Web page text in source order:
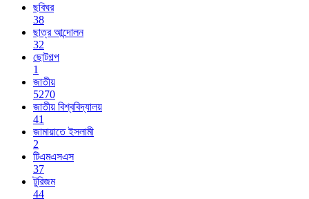
ছবিঘর
38
ছাত্র আন্দোলন
32
ছোটগল্প
1
জাতীয়
5270
জাতীয় বিশ্ববিদ্যালয়
41
জামায়াতে ইসলামী
2
টিএমএসএস
37
টুরিজম
44